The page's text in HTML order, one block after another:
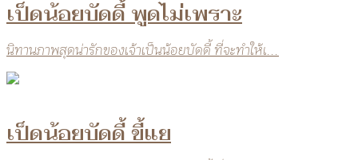
เป็ดน้อยบัดดี้ พูดไม่เพราะ
นิทานภาพสุดน่ารักของเจ้าเป็นน้อยบัดดี้ ที่จะทำให้เ...
เป็ดน้อยบัดดี้ ขี้แย